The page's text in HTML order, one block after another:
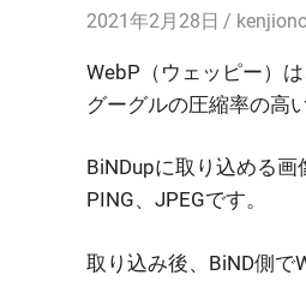
2021年2月28日
WebP（ウェッピー）は
グーグルの圧縮率の高
BiNDupに取り込める画
PING、JPEGです。
取り込み後、BiND側で